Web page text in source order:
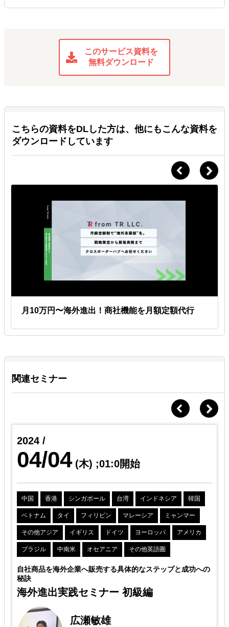
このサービス資料を
無料ダウンロード
こちらの資料をDLした方は、他にもこんな資料を
ダウンロードしています
月10万円〜海外進出！商社機能を月額定額代行
関連セミナー
2024 /
04/04 (木) ;01:0開始
中国 香港 シンガポール 台湾 インドネシア 韓国
ベトナム タイ フィリピン マレーシア ミャンマー
その他アジア イギリス ドイツ ヨーロッパ アメリカ
ブラジル 中南米 オセアニア その他英語圏
自社商品を海外企業へ販売する具体的なステップと成功への
秘訣
海外進出実践セミナー 初級編
広瀬敏雄